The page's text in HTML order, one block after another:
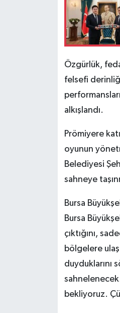
Özgürlük,
felsefi
alkışlandı.
Prömiyere
oyunun
Belediyesi
sahneye
Bursa
Bursa
çıktığını,
bölgelere
duyduklarını
bekliyoruz.